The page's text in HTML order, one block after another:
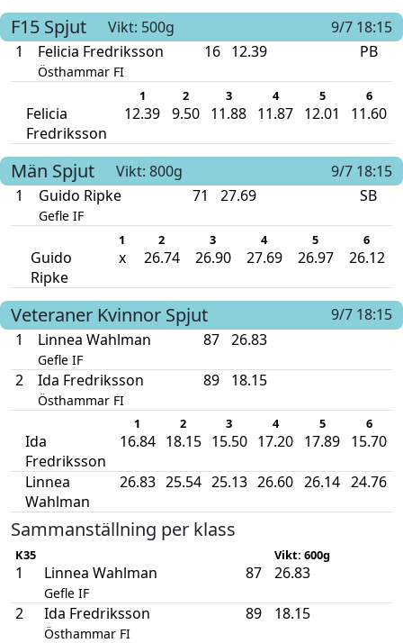
F15 Spjut Vikt: 500g
9/7 18:15
1
Felicia Fredriksson
Östhammar FI
16 12.39 PB
1 2 3 4 5 6
Felicia
Fredriksson
12.39 9.50 11.88 11.87 12.01 11.60
Män Spjut Vikt: 800g
9/7 18:15
1
Guido Ripke
Gefle IF
71 27.69 SB
1 2 3 4 5 6
Guido
Ripke
x 26.74 26.90 27.69 26.97 26.12
Veteraner Kvinnor Spjut
9/7 18:15
1
Linnea Wahlman
Gefle IF
87 26.83
2 Ida Fredriksson
Östhammar FI
89 18.15
1 2 3 4 5 6
Ida
Fredriksson
16.84 18.15 15.50 17.20 17.89 15.70
Linnea
Wahlman
26.83 25.54 25.13 26.60 26.14 24.76
Sammanställning per klass
K35 Vikt: 600g
1 Linnea Wahlman
Gefle IF
87 26.83
2 Ida Fredriksson
Östhammar FI
89 18.15